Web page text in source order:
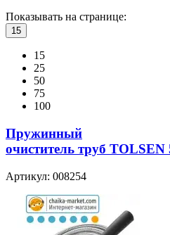
Показывать на странице:
15
15
25
50
75
100
Пружинный
очиститель труб
Артикул: 008254